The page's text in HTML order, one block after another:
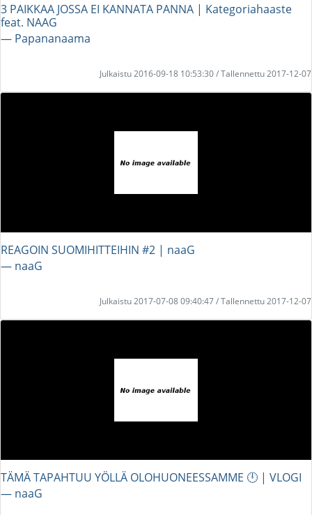
3 PAIKKAA JOSSA EI KANNATA PANNA | Kategoriahaaste
feat. NAAG
― Papananaama
Julkaistu 2016-09-18 10:53:30 / Tallennettu 2017-12-07
REAGOIN SUOMIHITTEIHIN #2 | naaG
― naaG
Julkaistu 2017-07-08 09:40:47 / Tallennettu 2017-12-07
TÄMÄ TAPAHTUU YÖLLÄ OLOHUONEESSAMME 🕛 | VLOGI
― naaG